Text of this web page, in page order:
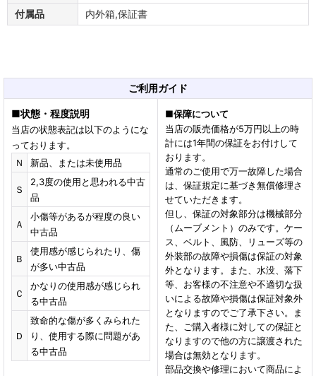
付属品
内外箱,保証書
ご利用ガイド
■状態・程度説明
当店の状態表記は以下のようにな
っております。
Ｎ
新品、または未使用品
Ｓ
2,3度の使用と思われる中古
品
Ａ
小傷等があるが程度の良い
中古品
Ｂ
使用感が感じられたり、傷
が多い中古品
Ｃ
かなりの使用感が感じられ
る中古品
Ｄ
致命的な傷が多くみられた
り、使用する際に問題があ
る中古品
■保障について
当店の販売価格が5万円以上の時
計には1年間の保証をお付けして
おります。
通常のご使用で万一故障した場合
は、保証規定に基づき無償修理さ
せていただきます。
但し、保証の対象部分は機械部分
（ムーブメント）のみです。ケー
ス、ベルト、風防、リューズ等の
外装部の故障や損傷は保証の対象
外となります。また、水没、落下
等、お客様の不注意や不適切な扱
いによる故障や損傷は保証対象外
となりますのでご了承下さい。ま
た、ご購入者様に対しての保証と
なりますので他の方に譲渡された
場合は無効となります。
部品交換や修理において商品によ